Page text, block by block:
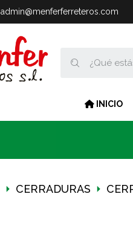
admin@menferferreteros.com
INICIO
CERRADURAS